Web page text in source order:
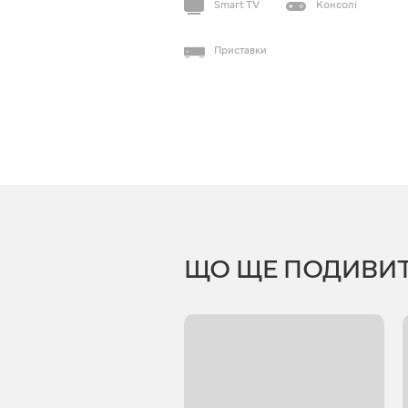
Smart TV Консолі
Приставки
ЩО ЩЕ